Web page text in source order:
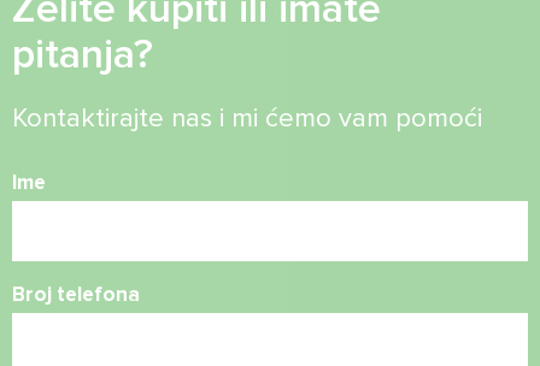
pitanja?
Kontaktirajte nas i mi ćemo vam pomoći
Ime
Broj telefona